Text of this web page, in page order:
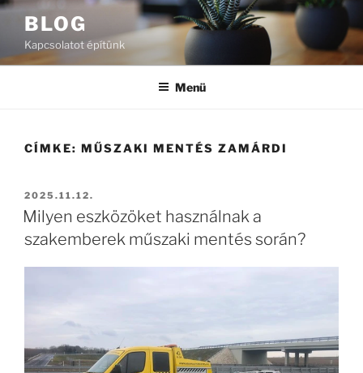
Tartalomhoz
BLOG
Kapcsolatot építünk
Menü
CÍMKE: MŰSZAKI MENTÉS ZAMÁRDI
BEKÜLDVE:
2025.11.12.
Milyen eszközöket használnak a
szakemberek műszaki mentés során?